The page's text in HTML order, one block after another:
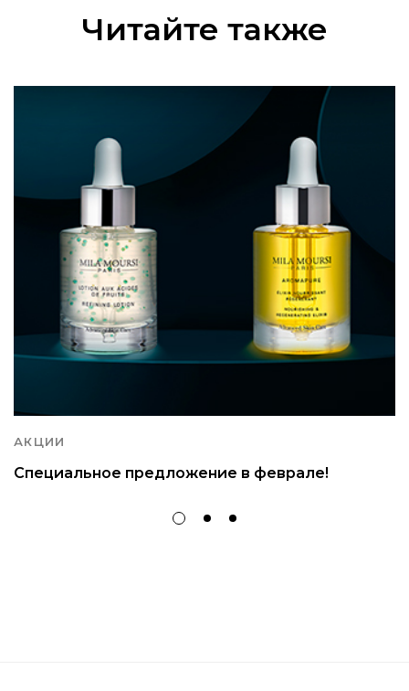
Читайте также
АКЦИИ
Специальное предложение в феврале!